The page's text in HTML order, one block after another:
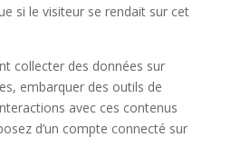
si le visiteur se rendait sur cet
collecter des données sur
embarquer des outils de
avec ces contenus
d’un compte connecté sur